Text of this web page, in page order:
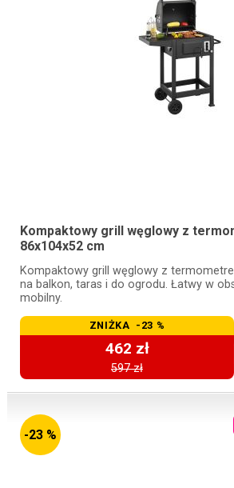
Kompaktowy grill węglowy z
86x104x52 cm
Kompaktowy grill węglowy z
na balkon, taras i do ogrodu. Łatwy w
mobilny.
ZNIŻKA -23 %
462 zł
597 zł
-23 %